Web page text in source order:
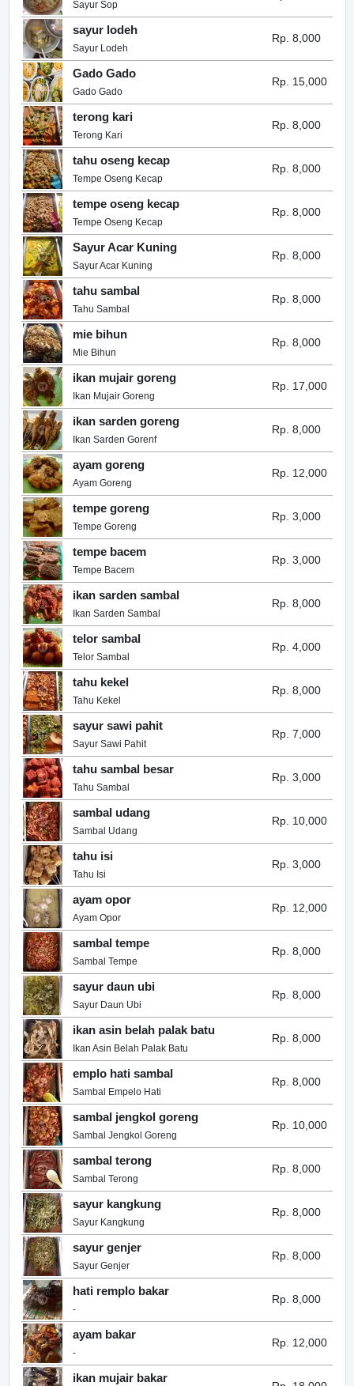
Sayur Sop
sayur lodeh
Sayur Lodeh
Rp. 8,000
Gado Gado
Gado Gado
Rp. 15,000
terong kari
Terong Kari
Rp. 8,000
tahu oseng kecap
Tempe Oseng Kecap
Rp. 8,000
tempe oseng kecap
Tempe Oseng Kecap
Rp. 8,000
Sayur Acar Kuning
Sayur Acar Kuning
Rp. 8,000
tahu sambal
Tahu Sambal
Rp. 8,000
mie bihun
Mie Bihun
Rp. 8,000
ikan mujair goreng
Ikan Mujair Goreng
Rp. 17,000
ikan sarden goreng
Ikan Sarden Gorenf
Rp. 8,000
ayam goreng
Ayam Goreng
Rp. 12,000
tempe goreng
Tempe Goreng
Rp. 3,000
tempe bacem
Tempe Bacem
Rp. 3,000
ikan sarden sambal
Ikan Sarden Sambal
Rp. 8,000
telor sambal
Telor Sambal
Rp. 4,000
tahu kekel
Tahu Kekel
Rp. 8,000
sayur sawi pahit
Sayur Sawi Pahit
Rp. 7,000
tahu sambal besar
Tahu Sambal
Rp. 3,000
sambal udang
Sambal Udang
Rp. 10,000
tahu isi
Tahu Isi
Rp. 3,000
ayam opor
Ayam Opor
Rp. 12,000
sambal tempe
Sambal Tempe
Rp. 8,000
sayur daun ubi
Sayur Daun Ubi
Rp. 8,000
ikan asin belah palak batu
Ikan Asin Belah Palak Batu
Rp. 8,000
emplo hati sambal
Sambal Empelo Hati
Rp. 8,000
sambal jengkol goreng
Sambal Jengkol Goreng
Rp. 10,000
sambal terong
Sambal Terong
Rp. 8,000
sayur kangkung
Sayur Kangkung
Rp. 8,000
sayur genjer
Sayur Genjer
Rp. 8,000
hati remplo bakar
-
Rp. 8,000
ayam bakar
-
Rp. 12,000
ikan mujair bakar